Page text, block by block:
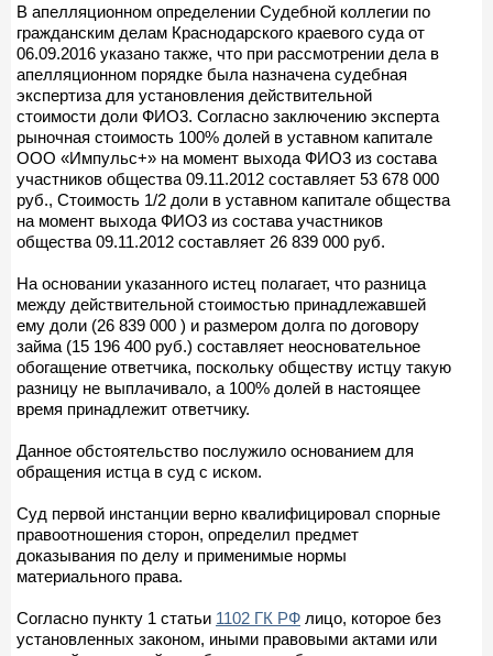
В апелляционном определении Судебной коллегии по
гражданским делам Краснодарского краевого суда от
06.09.2016 указано также, что при рассмотрении дела в
апелляционном порядке была назначена судебная
экспертиза для установления действительной
стоимости доли ФИО3. Согласно заключению эксперта
рыночная стоимость 100% долей в уставном капитале
ООО «Импульс+» на момент выхода ФИО3 из состава
участников общества 09.11.2012 составляет 53 678 000
руб., Стоимость 1/2 доли в уставном капитале общества
на момент выхода ФИО3 из состава участников
общества 09.11.2012 составляет 26 839 000 руб.
На основании указанного истец полагает, что разница
между действительной стоимостью принадлежавшей
ему доли (26 839 000 ) и размером долга по договору
займа (15 196 400 руб.) составляет неосновательное
обогащение ответчика, поскольку обществу истцу такую
разницу не выплачивало, а 100% долей в настоящее
время принадлежит ответчику.
Данное обстоятельство послужило основанием для
обращения истца в суд с иском.
Суд первой инстанции верно квалифицировал спорные
правоотношения сторон, определил предмет
доказывания по делу и применимые нормы
материального права.
Согласно пункту 1 статьи 1102 ГК РФ лицо, которое без
установленных законом, иными правовыми актами или